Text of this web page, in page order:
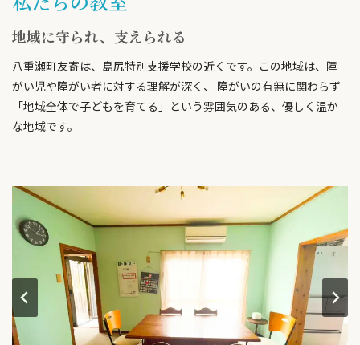
地域に守られ、支えられる
八重瀬町友寄は、島尻特別支援学校の近くです。この地域は、障
がい児や障がい者に対する理解が深く、 障がいの有無に関わらず
「地域全体で子どもを育てる」という雰囲気のある、優しく温か
な地域です。